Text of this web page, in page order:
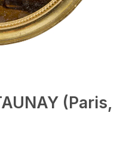
(Paris,